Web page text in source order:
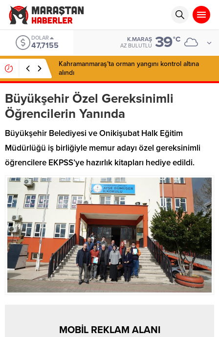
DOLAR
47,7155
K.MARAŞ
AZ BULUTLU 39°C
Kahramanmaraş’ta orman yangını kontrol altına
alındı
Büyükşehir Özel Gereksinimli
Öğrencilerin Yanında
Büyükşehir Belediyesi ve Onikişubat Halk Eğitim
Müdürlüğü iş birliğiyle memur adayı özel gereksinimli
öğrencilere EKPSS’ye hazırlık kitapları hediye edildi.
MOBİL REKLAM ALANI